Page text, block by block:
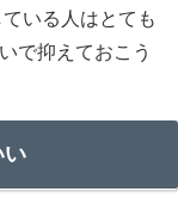
いる人はとても
で抑えておこう
い